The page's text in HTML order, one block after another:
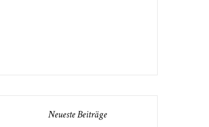
Neueste Beiträge